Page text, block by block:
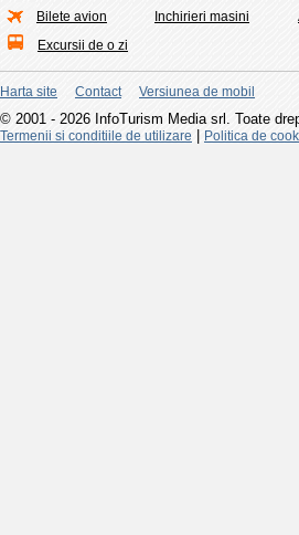
Bilete avion
Excursii de o zi
Inchirieri masini
Harta site Contact Versiunea de mobil
© 2001 - 2026 InfoTurism Media srl. Toate
Termenii si conditiile de utilizare Politica de